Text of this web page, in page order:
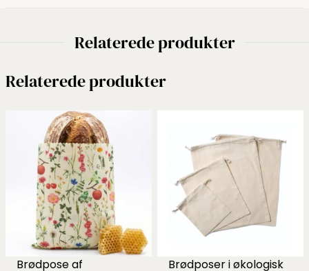
Relaterede produkter
Relaterede produkter
Brødpose af
Brødposer i økologisk